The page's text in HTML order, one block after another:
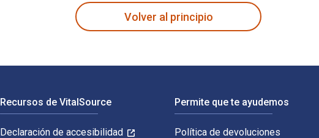
Volver al principio
Recursos de VitalSource
Declaración de accesibilidad
Permite que te ayudemos
Política de devoluciones